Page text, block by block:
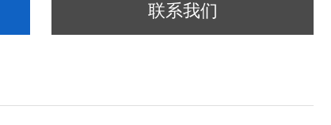
联系我们